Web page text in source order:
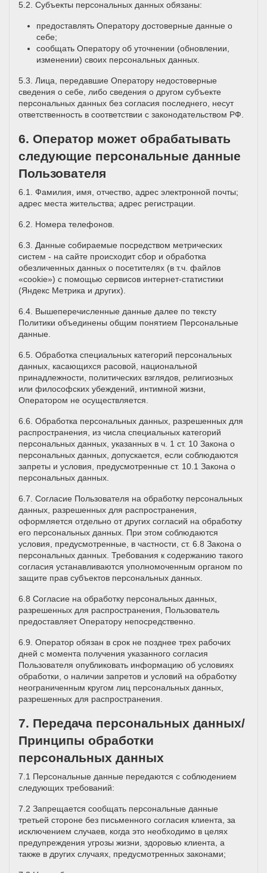
5.2. Субъекты персональных данных обязаны:
предоставлять Оператору достоверные данные о
себе;
сообщать Оператору об уточнении (обновлении,
изменении) своих персональных данных.
5.3. Лица, передавшие Оператору недостоверные
сведения о себе, либо сведения о другом субъекте
персональных данных без согласия последнего, несут
ответственность в соответствии с законодательством РФ.
6. Оператор может обрабатывать
следующие персональные данные
Пользователя
6.1. Фамилия, имя, отчество, адрес электронной почты;
адрес места жительства; адрес регистрации.
6.2. Номера телефонов.
6.3. Данные собираемые посредством метрических
систем - на сайте происходит сбор и обработка
обезличенных данных о посетителях (в т.ч. файлов
«cookie») с помощью сервисов интернет-статистики
(Яндекс Метрика и других).
6.4. Вышеперечисленные данные далее по тексту
Политики объединены общим понятием Персональные
данные.
6.5. Обработка специальных категорий персональных
данных, касающихся расовой, национальной
принадлежности, политических взглядов, религиозных
или философских убеждений, интимной жизни,
Оператором не осуществляется.
6.6. Обработка персональных данных, разрешенных для
распространения, из числа специальных категорий
персональных данных, указанных в ч. 1 ст. 10 Закона о
персональных данных, допускается, если соблюдаются
запреты и условия, предусмотренные ст. 10.1 Закона о
персональных данных.
6.7. Согласие Пользователя на обработку персональных
данных, разрешенных для распространения,
оформляется отдельно от других согласий на обработку
его персональных данных. При этом соблюдаются
условия, предусмотренные, в частности, ст. 6.8 Закона о
персональных данных. Требования к содержанию такого
согласия устанавливаются уполномоченным органом по
защите прав субъектов персональных данных.
6.8 Согласие на обработку персональных данных,
разрешенных для распространения, Пользователь
предоставляет Оператору непосредственно.
6.9. Оператор обязан в срок не позднее трех рабочих
дней с момента получения указанного согласия
Пользователя опубликовать информацию об условиях
обработки, о наличии запретов и условий на обработку
неограниченным кругом лиц персональных данных,
разрешенных для распространения.
7. Передача персональных данных/
Принципы обработки
персональных данных
7.1 Персональные данные передаются с соблюдением
следующих требований:
7.2 Запрещается сообщать персональные данные
третьей стороне без письменного согласия клиента, за
исключением случаев, когда это необходимо в целях
предупреждения угрозы жизни, здоровью клиента, а
также в других случаях, предусмотренных законами;